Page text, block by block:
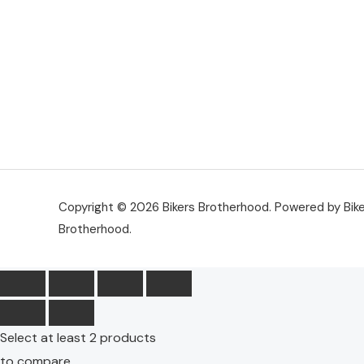
Copyright © 2026 Bikers Brotherhood. Powered by
Brotherhood.
Select at least 2 products